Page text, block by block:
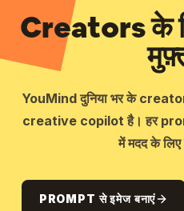
Creators के
YouMind दुनिया भर के creators
creative copilot है। हर
में मदद के लिए
PROMPT से इमेज बनाएं